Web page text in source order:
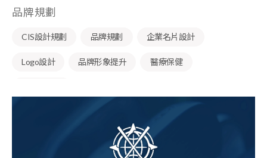
品牌規劃
CIS設計規劃 品牌規劃 企業名片設計
Logo設計 品牌形象提升 醫療保健